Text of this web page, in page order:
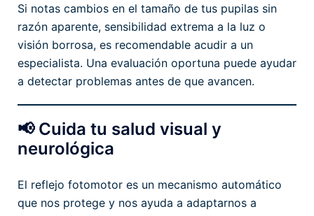
Si notas cambios en el tamaño de tus pupilas sin
razón aparente, sensibilidad extrema a la luz o
visión borrosa, es recomendable acudir a un
especialista. Una evaluación oportuna puede ayudar
a detectar problemas antes de que avancen.
📢 Cuida tu salud visual y
neurológica
El reflejo fotomotor es un mecanismo automático
que nos protege y nos ayuda a adaptarnos a